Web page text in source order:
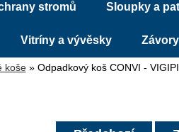
stromů Sloupky a
Vitríny a vývěsky
koše» Odpadkový koš CONVI -